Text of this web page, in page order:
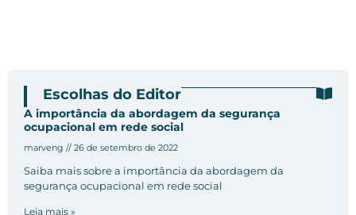
Escolhas do Editor
A importância da abordagem da segurança
ocupacional em rede social
marveng 26 de setembro de 2022
Saiba mais sobre a importância da abordagem da
segurança ocupacional em rede social
Leia mais »